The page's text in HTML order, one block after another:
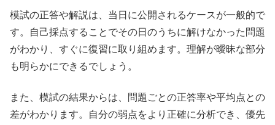
模試の正答や解説は、当日に公開されるケースが一般的で
す。自己採点することでその日のうちに解けなかった問題
がわかり、すぐに復習に取り組めます。理解が曖昧な部分
も明らかにできるでしょう。
また、模試の結果からは、問題ごとの正答率や平均点との
差がわかります。自分の弱点をより正確に分析でき、優先